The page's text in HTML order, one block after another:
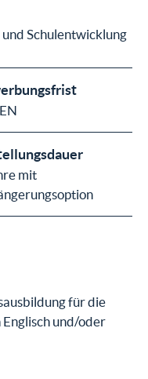
Schulentwicklung
mit
für die
und/oder